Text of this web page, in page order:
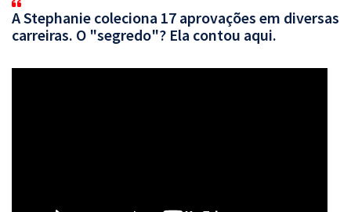
A Stephanie coleciona 17 aprovações em diversas
carreiras. O "segredo"? Ela contou aqui.